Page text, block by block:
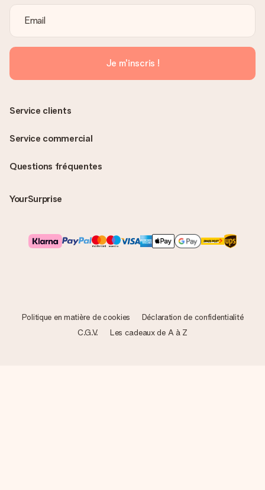
Je m'inscris !
Questions fréquentes
YourSurprise
Service clients
Service commercial
Politique en matière de cookies
Déclaration de confidentialité
C.G.V.
Les cadeaux de A à Z